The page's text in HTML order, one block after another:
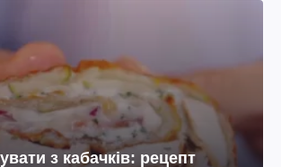
з кабачків: рецепт